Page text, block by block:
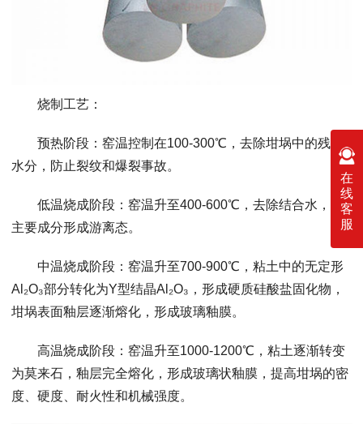
烧制工艺：
预热阶段：窑温控制在100-300℃，去除坩埚中的残留
水分，防止裂纹和爆裂事故。
低温烧成阶段：窑温升至400-600℃，去除结合水，使
主要成分形成游离态。
中温烧成阶段：窑温升至700-900℃，粘土中的无定形
Al₂O₃部分转化为Y型结晶Al₂O₃，形成硬质硅酸盐固化物，
坩埚表面釉层逐渐熔化，形成玻璃釉膜。
高温烧成阶段：窑温升至1000-1200℃，粘土逐渐转变
为莫来石，釉层完全熔化，形成玻璃状釉膜，提高坩埚的密
度、硬度、耐火性和机械强度。
在
线
客
服